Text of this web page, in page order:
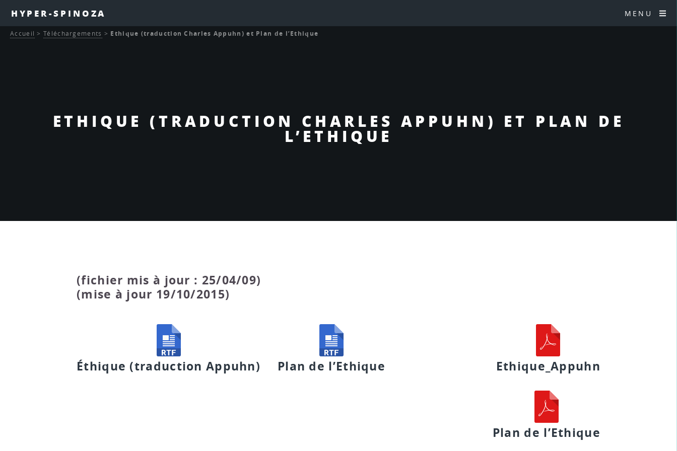
HYPER-SPINOZA MENU
ETHIQUE (TRADUCTION CHARLES APPUHN) ET PLAN DE
L’ETHIQUE
Accueil >Téléchargements > Ethique (traduction Charles Appuhn) et Plan de l’Ethique
(fichier mis à jour : 25/04/09)
(mise à jour 19/10/2015)
Éthique (traduction Appuhn) Ethique_Appuhn
Plan de l’Ethique
Plan de l’Ethique